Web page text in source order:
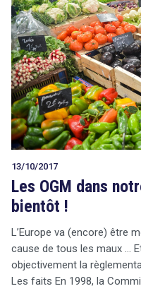
13/10/2017
Les OGM dans
bientôt !
L’Europe va (encore) être
cause de tous les maux …
objectivement la
Les faits En 1998, la